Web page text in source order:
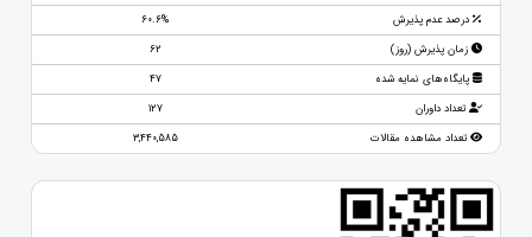
درصد عدم پذیرش
60.6%
زمان پذیرش (روز)
62
پایگاه‌های نمایه شده
47
تعداد داوران
127
تعداد مشاهده مقالات
3,440,585